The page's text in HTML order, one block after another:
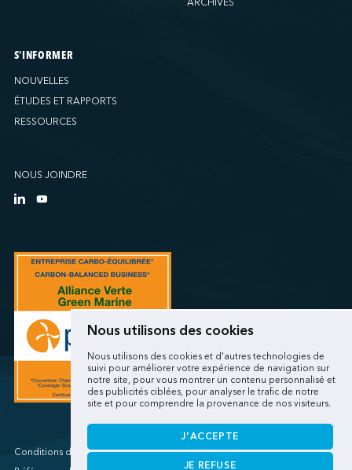
Nous utilisons des cookies
Nous utilisons des cookies et d'autres technologies de
suivi pour améliorer votre expérience de navigation sur
notre site, pour vous montrer un contenu personnalisé et
des publicités ciblées, pour analyser le trafic de notre
site et pour comprendre la provenance de nos visiteurs.
J'ACCEPTE
JE REFUSE
Société Terminaux Montréal Gateway
Sollio Agriculture (Hamilton)
Sollio Agriculture (Montréal)
Sollio Agriculture (Québec)
SSA Marine (Stockton)
SSA Marine (Vancouver Cruise)
SSA Marine (West Sacramento)
SSA Marine (West Sitcum Matson)
SSA Marine Canada (Lynnterm)
SSA Marine Canada (Squamish Terminals)
SSA Marine Canada (Victoria Cruise)
SSA Marine Mexico (Lazaro Cardenas)
SSA Marine Mexico (Manzanillo TEC)
SSA Marine Mexico (Veracruz)
S'INFORMER
NOUVELLES
ÉTUDES ET RAPPORTS
RESSOURCES
NOUS JOINDRE
Conditions d'utilisations/Renseignements personnels